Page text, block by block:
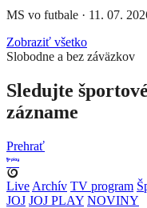
MS vo futbale · 11. 07.
Zobraziť všetko
Slobodne a bez záväzkov
Sledujte
zázname
Prehrať
Live Archív TV program
JOJ JOJ PLAY NOVINY